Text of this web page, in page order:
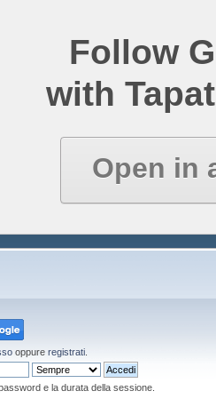
Follow
with
Open in
oppure registrati
e la durata della sessione.